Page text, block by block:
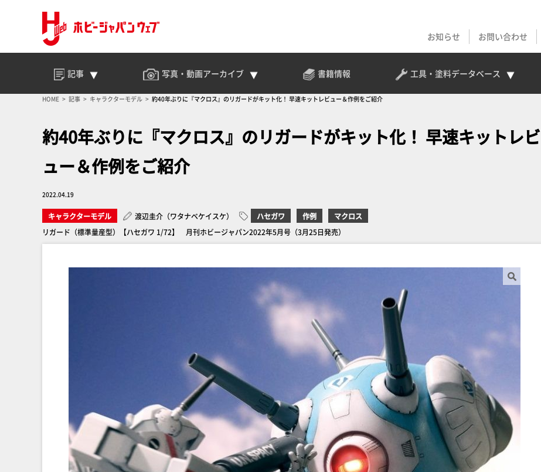
お知らせ
お問い合わせ
記事 写真・動画アーカイブ 書籍情報 工具・塗料データベース
HOME 記事 キャラクターモデル 約40年ぶりに『マクロス』のリガードがキット化！ 早速キットレビュー＆作例をご紹介
約40年ぶりに『マクロス』のリガードがキット化！ 早速キットレビ
ュー＆作例をご紹介
2022.04.19
キャラクターモデル 渡辺圭介（ワタナベケイスケ） ハセガワ 作例
マクロス
リガード（標準量産型）【ハセガワ 1/72】 月刊ホビージャパン2022年5月号（3月25日発売）